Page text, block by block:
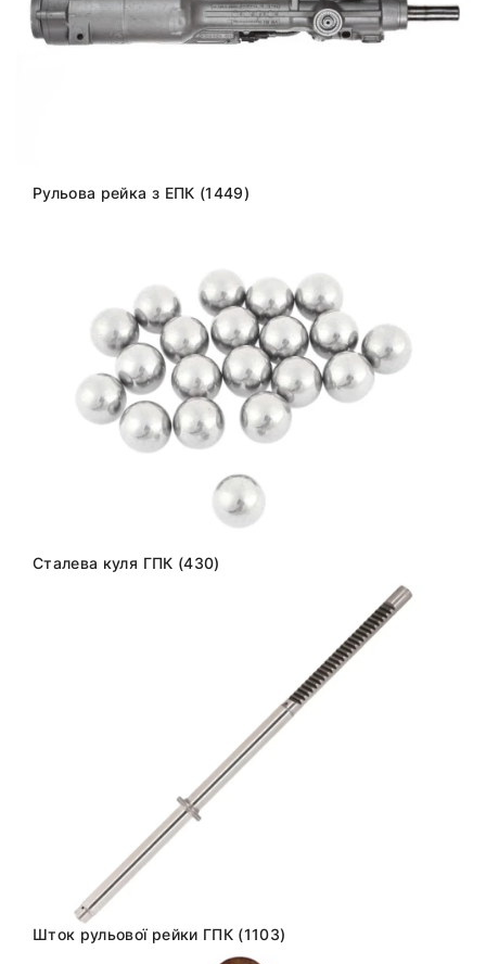
Рульова рейка з ЕПК (1449)
Сталева куля ГПК (430)
Шток рульової рейки ГПК (1103)